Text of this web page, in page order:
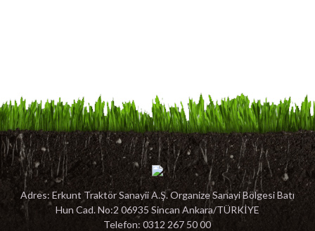
Adres: Erkunt Traktör Sanayii A.Ş. Organize Sanayi Bölgesi Batı
Hun Cad. No:2 06935 Sincan Ankara/TÜRKİYE
Telefon: 0312 267 50 00